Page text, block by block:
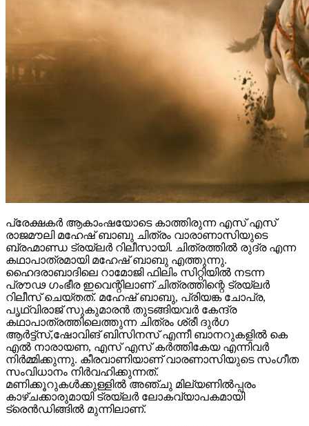
പ്രേക്ഷകർ ആകാംഷയോടെ കാത്തിരുന്ന എസ് എസ്
രാജമൗലി മഹേഷ് ബാബു ചിത്രം വാരാണാസിയുടെ
ബ്രഹ്മാണ്ഡ ട്രയ്ലർ റിലീസായി. ചിത്രത്തിൽ രുദ്ര എന്ന
കഥാപാത്രമായി മഹേഷ് ബാബു എത്തുന്നു.
ഹൈദരാബാദിലെ റാമോജി ഫിലിം സിറ്റിയിൽ നടന്ന
പ്രൗഢ ഗംഭീര ഇവെന്റിലാണ് ചിത്രത്തിന്റെ ട്രയ്ലർ
റിലീസ് ചെയ്തത്. മഹേഷ് ബാബു, പ്രിയങ്ക ചോപ്ര,
പൃഥ്വിരാജ് സുകുമാരൻ തുടങ്ങിയവർ കേന്ദ്ര
കഥാപാത്രത്തിലെത്തുന്ന ചിത്രം ശ്രീ ദുർഗ
ആർട്ട്സ്,ഷോവിങ് ബിസിനസ് എന്നീ ബാനറുകളിൽ കെ
എൽ നാരായണ, എസ് എസ് കർത്തികേയ എന്നിവർ
നിർമ്മിക്കുന്നു. കീരവാണിയാണ് വാരണാസിയുടെ സംഗീത
സംവിധാനം നിർവഹിക്കുന്നത്.
മണിക്കൂറുകൾക്കുള്ളിൽ അഞ്ചു മില്യണിൽപ്പരം
കാഴ്ചക്കാരുമായി ട്രയ്ലർ ലോകവ്യാപകമായി
ട്രെൻഡിങ്ങിൽ മുന്നിലാണ്.